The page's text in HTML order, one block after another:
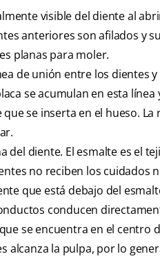
visible del diente al
anteriores son afilados y
planas para moler.
de unión entre los dientes
se acumulan en esta
se inserta en el hueso.
del diente. El esmalte es el
no reciben los cuidados
que está debajo del
conducen
se encuentra en el centro
alcanza la pulpa, por lo